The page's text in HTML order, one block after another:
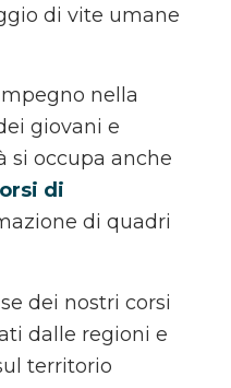
di vite umane
nella
giovani e
si occupa anche
di
di quadri
dei nostri corsi
dalle regioni e
territorio